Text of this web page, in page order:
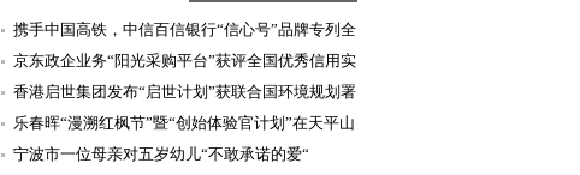
携手中国高铁，中信百信银行“信心号”品牌专列全
国启程
京东政企业务“阳光采购平台”获评全国优秀信用实
践，积极践行
香港启世集团发布“启世计划”获联合国环境规划署
高度认可
乐春晖“漫溯红枫节”暨“创始体验官计划”在天平山
盛大启幕
宁波市一位母亲对五岁幼儿“不敢承诺的爱“